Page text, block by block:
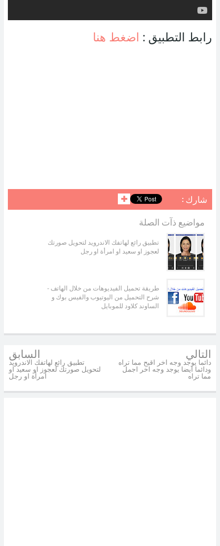
رابط التطبيق : اضغط هنا
شارك : ✚
مواضيع ذآت الصلة
تطبيق رائع لهاتفك الاندرويد لتحويل صورتك
لعجوز او سعيد او امرأة او رجل
طريقة تحميل الفيديوهات من خلال الهاتف -
شرح التحميل من اليوتيوب والفيس بوك و
الساوند كلاود للموبايل
التالي
دائما يوجد وجه اخر اقبح مما تراه
ودائما ايضا يوجد وجه اخر اجمل
مما تراه
السابق
تطبيق رائع لهاتفك الاندرويد
لتحويل صورتك لعجوز او سعيد او
امرأة او رجل